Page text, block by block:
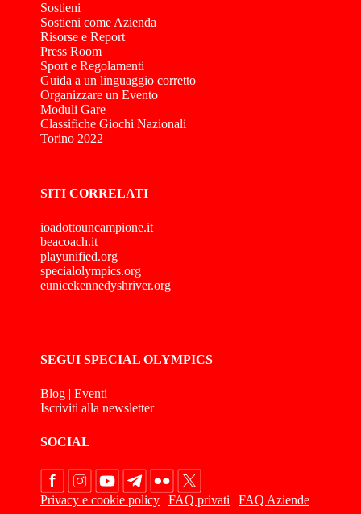
Sostieni
Sostieni come Azienda
Risorse e Report
Press Room
Sport e Regolamenti
Guida a un linguaggio corretto
Organizzare un Evento
Moduli Gare
Classifiche Giochi Nazionali
Torino 2022
SITI CORRELATI
ioadottouncampione.it
beacoach.it
playunified.org
specialolympics.org
eunicekennedyshriver.org
SEGUI SPECIAL OLYMPICS
Blog | Eventi
Iscriviti alla newsletter
SOCIAL
Privacy e cookie policy | FAQ privati | FAQ Aziende